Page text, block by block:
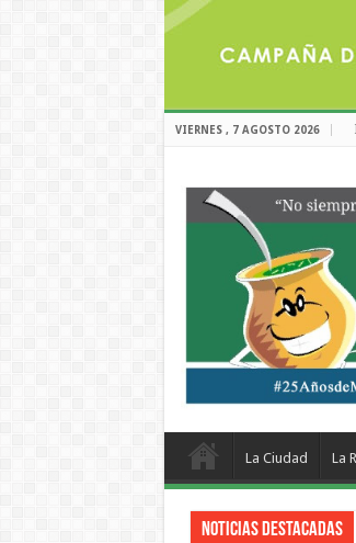
VIERNES , 7 AGOSTO 2026
La Ciudad La
Noticias Destacadas